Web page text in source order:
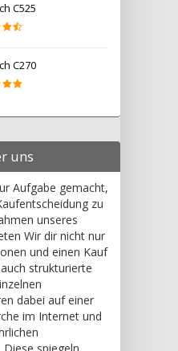
C525
C270
uns
Aufgabe gemacht,
zu
unseres
Wir dir nicht nur
und einen Kauf
strukturierte
dabei auf einer
im Internet und